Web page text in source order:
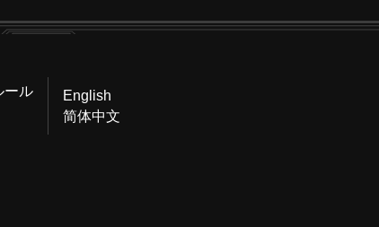
ール
English
简体中文